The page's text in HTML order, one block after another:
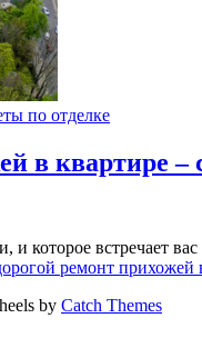
по отделке
в квартире –
которое встречает
ремонт прихожей
by Catch Themes